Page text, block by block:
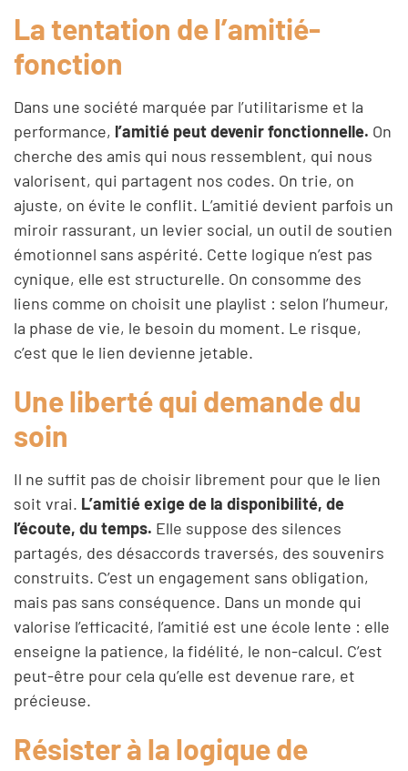
La tentation de l’amitié-
fonction
Dans une société marquée par l’utilitarisme et la
performance, l’amitié peut devenir fonctionnelle. On
cherche des amis qui nous ressemblent, qui nous
valorisent, qui partagent nos codes. On trie, on
ajuste, on évite le conflit. L’amitié devient parfois un
miroir rassurant, un levier social, un outil de soutien
émotionnel sans aspérité. Cette logique n’est pas
cynique, elle est structurelle. On consomme des
liens comme on choisit une playlist : selon l’humeur,
la phase de vie, le besoin du moment. Le risque,
c’est que le lien devienne jetable.
Une liberté qui demande du
soin
Il ne suffit pas de choisir librement pour que le lien
soit vrai. L’amitié exige de la disponibilité, de
l’écoute, du temps. Elle suppose des silences
partagés, des désaccords traversés, des souvenirs
construits. C’est un engagement sans obligation,
mais pas sans conséquence. Dans un monde qui
valorise l’efficacité, l’amitié est une école lente : elle
enseigne la patience, la fidélité, le non-calcul. C’est
peut-être pour cela qu’elle est devenue rare, et
précieuse.
Résister à la logique de